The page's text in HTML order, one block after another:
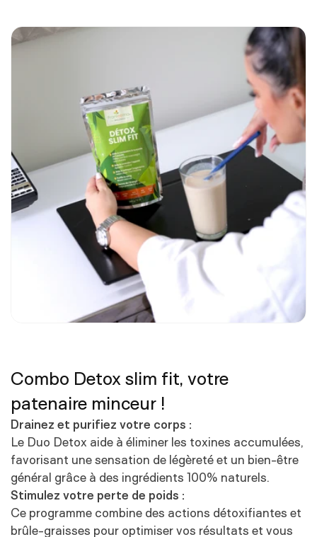
Combo Detox slim fit, votre
patenaire minceur !
Drainez et purifiez votre corps :
Le Duo Detox aide à éliminer les toxines accumulées,
favorisant une sensation de légèreté et un bien-être
général grâce à des ingrédients 100% naturels.
Stimulez votre perte de poids :
Ce programme combine des actions détoxifiantes et
brûle-graisses pour optimiser vos résultats et vous